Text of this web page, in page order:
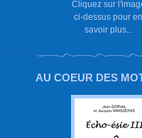
Cliquez sur
ci-dessus pour en
savoir plus...
AU COEUR DES